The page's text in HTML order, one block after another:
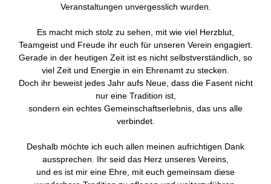
Veranstaltungen unvergesslich wurden.
Es macht mich stolz zu sehen, mit wie viel Herzblut,
Teamgeist und Freude ihr euch für unseren Verein engagiert.
Gerade in der heutigen Zeit ist es nicht selbstverständlich, so
viel Zeit und Energie in ein Ehrenamt zu stecken.
Doch ihr beweist jedes Jahr aufs Neue, dass die Fasent nicht
nur eine Tradition ist,
sondern ein echtes Gemeinschaftserlebnis, das uns alle
verbindet.
Deshalb möchte ich euch allen meinen aufrichtigen Dank
aussprechen. Ihr seid das Herz unseres Vereins,
und es ist mir eine Ehre, mit euch gemeinsam diese